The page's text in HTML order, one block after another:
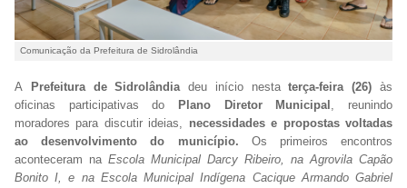
Comunicação da Prefeitura de Sidrolândia
A Prefeitura de Sidrolândiadeu início nestaterça-feira (26) às
oficinas participativas do Plano Diretor Municipal , reunindo
moradores para discutir ideias, necessidades e propostas voltadas
ao desenvolvimento do município. Os primeiros encontros
aconteceram naEscola Municipal Darcy Ribeiro, na Agrovila Capão
Bonito I, e na Escola Municipal Indígena Cacique Armando Gabriel